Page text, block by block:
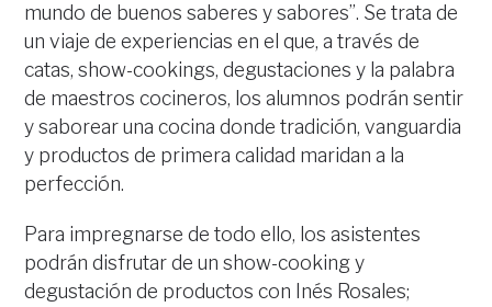
mundo de buenos saberes y sabores”. Se trata de
un viaje de experiencias en el que, a través de
catas, show-cookings, degustaciones y la palabra
de maestros cocineros, los alumnos podrán sentir
y saborear una cocina donde tradición, vanguardia
y productos de primera calidad maridan a la
perfección.
Para impregnarse de todo ello, los asistentes
podrán disfrutar de un show-cooking y
degustación de productos con Inés Rosales;